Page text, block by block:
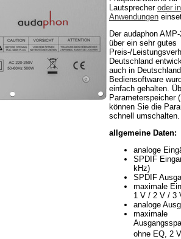
Lautsprecher oder
Anwendungen
Der audaphon
über ein sehr gutes
Preis-/
Deutschland
auch in
Bediensoftware
einfach gehalten.
Parameterspeicher
können Sie die
schnell umschalten.
allgemeine Daten:
analoge
SPDIF
kHz)
SPDIF
maximale
1 V / 2 V / 3
analoge
maximale
ohne EQ, 2 V